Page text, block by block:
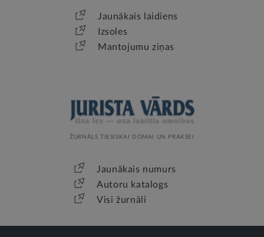
Jaunākais laidiens
Izsoles
Mantojumu ziņas
ŽURNĀLS TIESISKAI DOMAI UN PRAKSEI
Jaunākais numurs
Autoru katalogs
Visi žurnāli